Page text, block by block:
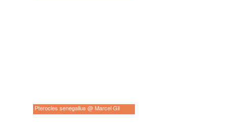
Pterocles senegallus @ Marcel Gil